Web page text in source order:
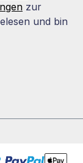
zur
und bin